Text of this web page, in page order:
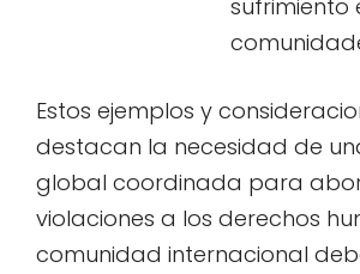
sufrimiento
Estos ejemplos y
destacan la necesidad de
global coordinada para
violaciones a los derechos
comunidad internacional